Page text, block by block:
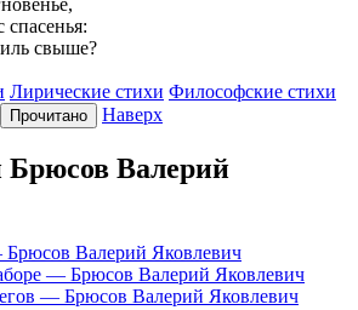
свыше?
Лирические стихи Философские стихи
Прочитано Наверх
Брюсов Валерий
Валерий Яковлевич
— Брюсов Валерий Яковлевич
— Брюсов Валерий Яковлевич